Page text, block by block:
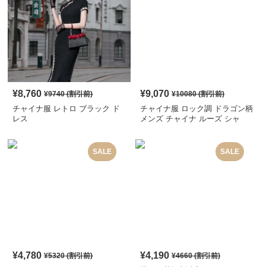
¥8,760 ¥9740(割引前)
チャイナ服 レトロ ブラック ド
レス
¥9,070 ¥10080(割引前)
チャイナ服 ロック調 ドラゴン柄
メンズ チャイナ ルーズ シャ
SALE
¥4,780 ¥5320(割引前)
SALE
¥4,190 ¥4660(割引前)